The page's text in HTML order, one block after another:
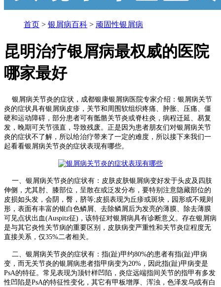
首页 > 银屑病百科 > 顽固性银屑病
昆明治疗银屑病最权威的医院
哪家最好
银屑病关节炎的症状，成都银康银屑病医院专家介绍：银屑病关节
炎的症状具有银屑病皮疹，关节和周围软组织疼痛、肿胀、压痛、僵
硬和运动障碍，部分患者可有骶骼关节炎或脊柱炎，病程迁延、易复
发，晚期可关节强直，导致残废。正是因为患者朋友们对银屑病关节
炎的症状不了解，所以给治疗带来了一定的难度，所以接下来我们一
起看看银屑病关节炎的症状表现有哪些。
一、银屑病关节炎的症状有：皮肤皮肤银屑病变好发于头皮及四肢
伸侧，尤其肘、膝部位，呈散在或泛发分布，要特别注意隐藏部位的
皮损如头发，会阴，臀，脐等;皮损表现为丘疹或斑块，园形或不规则
形，表面有丰富的银白色鳞屑、去除鳞屑后为发亮的薄膜、除去薄膜
可见点状出血(Auspitz征)，该特征对银屑病具有诊断意义。存在银屑病
是与其它炎性关节病的重要区别，皮肤病变严重性和关节炎症程度无
直接关系，仅35%二者相关。
二、银屑病关节炎的症状有：指(趾)甲约80%的患者有指(趾)甲病
变，而无关节炎的银屑病患者指甲病变为20%，因此指(趾)甲病变是
PsA的特征。常见表现为顶针样凹陷，炎症远端指间关节的指甲有多发
性凹陷是PsA的特征性变化，其它有甲板增厚、浑浊，色泽发乌或有白